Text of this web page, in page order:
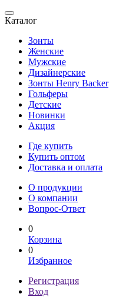
Каталог
Зонты
Женские
Мужские
Дизайнерские
Зонты Henry Backer
Гольферы
Детские
Новинки
Акция
Где купить
Купить оптом
Доставка и оплата
О продукции
О компании
Вопрос-Ответ
0
Корзина
0
Избранное
Регистрация
Вход